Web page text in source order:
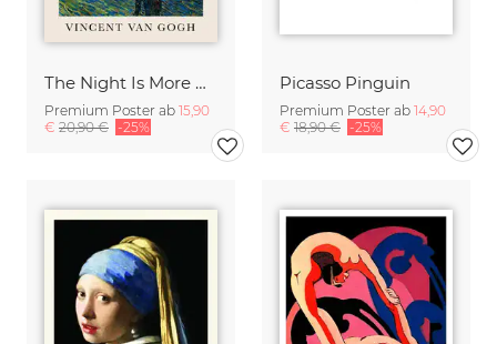
The Night Is More Alive Than The Day (Van Gogh)
Premium Poster ab 15,90
€ 20,90 € -25%
Picasso Pinguin
Premium Poster ab 14,90
€ 18,90 € -25%